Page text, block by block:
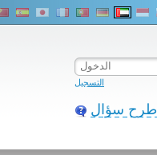
التسجيل
إطرح سؤال